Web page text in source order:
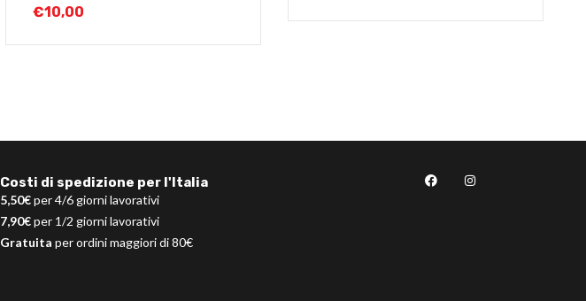
€10,00
Costi di spedizione per l'Italia
5,50€per 4/6 giorni lavorativi
7,90€per 1/2 giorni lavorativi
Gratuita per ordini maggiori di 80€